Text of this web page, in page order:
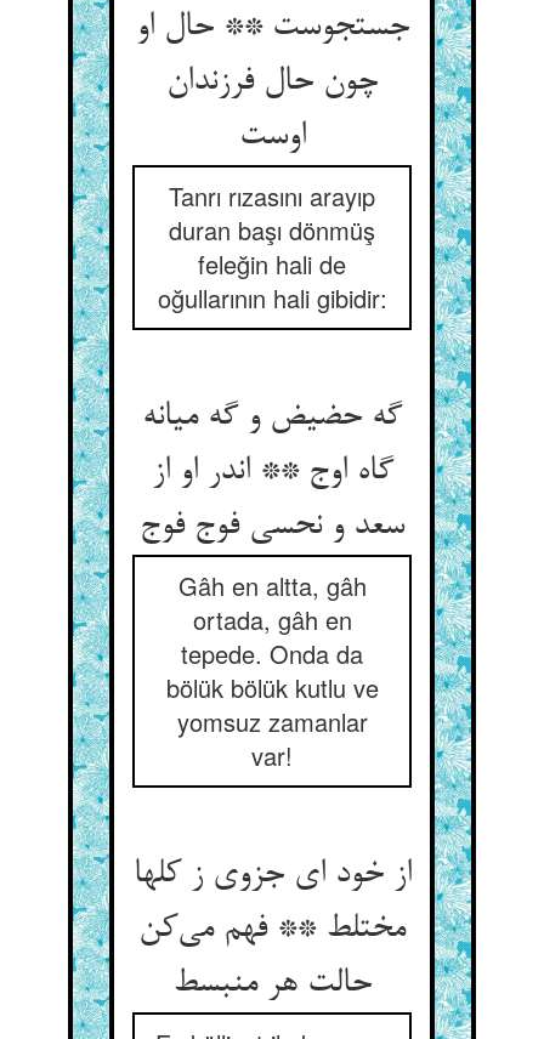
جستجوست ** حال او
چون حال فرزندان
اوست‌‌
Tanrı rızasını arayıp
duran başı dönmüş
feleğin hali de
oğullarının hali gibidir:
گه حضیض و گه میانه
گاه اوج ** اندر او از
Gâh en altta, gâh
ortada, gâh en
tepede. Onda da
bölük bölük kutlu ve
yomsuz zamanlar
var!
از خود ای جزوی ز کلها
مختلط ** فهم می‌‌کن
حالت هر منبسط